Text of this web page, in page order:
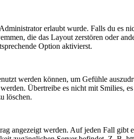
erlaubt wurde. Falls du es
die das Layout zerstören oder
Option aktivierst.
werden können, um Gefühle
Übertreibe es nicht mit Smilies,
löschen.
angezeigt werden. Auf jeden Fall gibt